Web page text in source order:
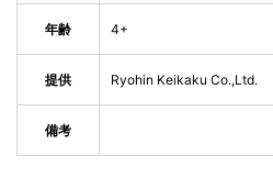
年齢 4+
提供 Ryohin Keikaku Co.,Ltd.
備考